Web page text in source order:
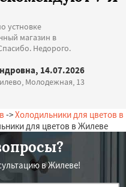
устновке
магазин в
Недорого.
14.07.2026
Молодежная, 13
->Холодильники для цветов в
для цветов в Жилеве
в Жилеве!